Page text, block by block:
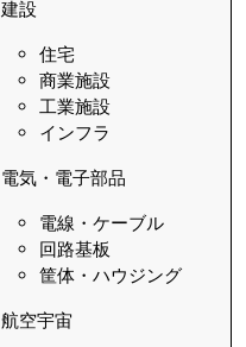
建設
住宅
商業施設
工業施設
インフラ
電気・電子部品
電線・ケーブル
回路基板
筐体・ハウジング
航空宇宙